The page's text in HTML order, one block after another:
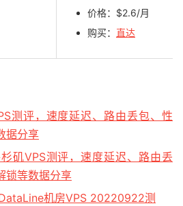
价格：$2.6/月
购买： 直达
测评，速度延迟、路由丢包、性
据分享
矶VPS测评，速度延迟、路由丢
锁等数据分享
机房VPS 20220922测